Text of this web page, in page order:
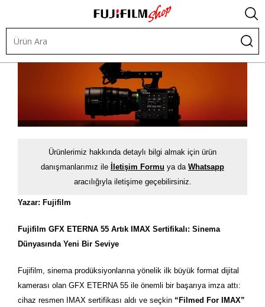
Ürünlerimiz hakkında detaylı bilgi almak için ürün
danışmanlarımız ile
İletişim Formu ya da Whatsapp
aracılığıyla iletişime geçebilirsiniz.
Yazar: Fujifilm
Fujifilm GFX ETERNA 55 Artık IMAX Sertifikalı: Sinema
Dünyasında Yeni Bir Seviye
Fujifilm, sinema prodüksiyonlarına yönelik ilk büyük format dijital
kamerası olan GFX ETERNA 55 ile önemli bir başarıya imza attı:
cihaz resmen IMAX sertifikası aldı ve seçkin “Filmed For IMAX”